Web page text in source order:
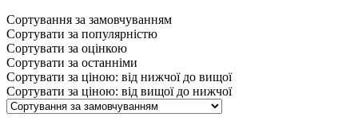
Сортування за замовчуванням
Сортувати за популярністю
Сортувати за оцінкою
Сортувати за останніми
Сортувати за ціною: від нижчої до вищої
Сортувати за ціною: від вищої до нижчої